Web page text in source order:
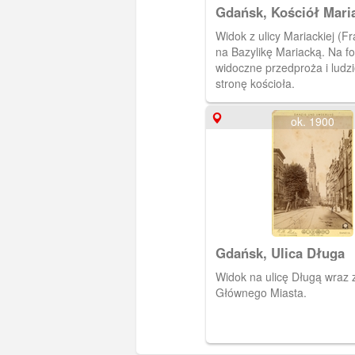
Gdańsk, Kościół
Widok z ulicy Mariackiej
na Bazylikę Mariacką. Na
widoczne przedproża i
stronę kościoła.
ok. 1900
Gdańsk, Ulica Długa
Widok na ulicę Długą wraz
Głównego Miasta.